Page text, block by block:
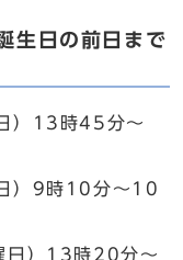
生日の前日まで
）13時45分～
）9時10分～10
日）13時20分～